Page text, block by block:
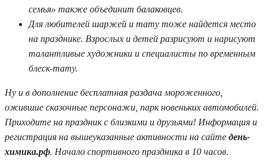
семья» также объединит балаковцев.
Для любителей шаржей и тату тоже найдется место
на празднике. Взрослых и детей разрисуют и нарисуют
талантливые художники и специалисты по временным
блеск-тату.
Ну и в дополнение бесплатная раздача мороженного,
ожившие сказочные персонажи, парк новеньких автомобилей.
Приходите на праздник с близкими и друзьями! Информация и
регистрация на вышеуказанные активности на сайте день-
химика.рф. Начало спортивного праздника в 10 часов.